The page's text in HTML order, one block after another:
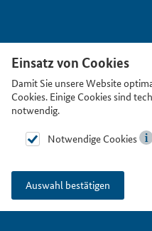
Einsatz von Cookies
Damit Sie unsere Website
Cookies. Einige Cookies sind
notwendig.
Notwendige Cookies
Auswahl bestätigen